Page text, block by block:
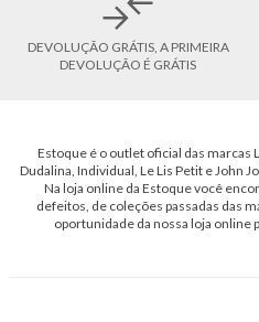
DEVOLUÇÃO GRÁTIS, A PRIMEIRA
DEVOLUÇÃO É GRÁTIS
Estoque é o outlet oficial das marcas
Dudalina, Individual, Le Lis Petit e John
Na loja online da Estoque você
defeitos, de coleções passadas das
oportunidade da nossa loja online